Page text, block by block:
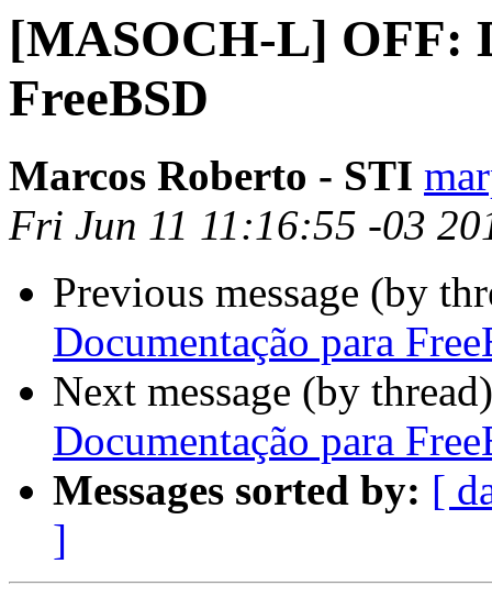
[MASOCH-L] OFF:
FreeBSD
Marcos Roberto - STI
Fri Jun 11 11:16:55 -03
Previous message (by
Documentação para
Next message (by
Documentação para
Messages sorted by: [
]